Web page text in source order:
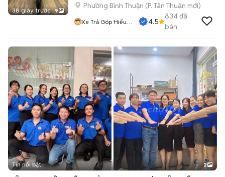
38 giây trước 9
Phường Bình Thuận (P. Tân Thuận mới)
Xe Trả Góp Hiếu
4.5
834đã
bán
Tin nổi bật 2